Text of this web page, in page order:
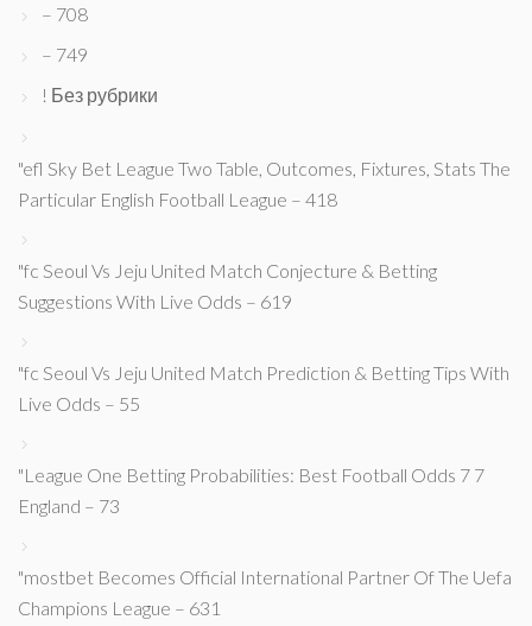
– 708
– 749
! Без рубрики
"efl Sky Bet League Two Table, Outcomes, Fixtures, Stats The
Particular English Football League – 418
"fc Seoul Vs Jeju United Match Conjecture & Betting
Suggestions With Live Odds – 619
"fc Seoul Vs Jeju United Match Prediction & Betting Tips With
Live Odds – 55
"League One Betting Probabilities: Best Football Odds 7 7
England – 73
"mostbet Becomes Official International Partner Of The Uefa
Champions League – 631